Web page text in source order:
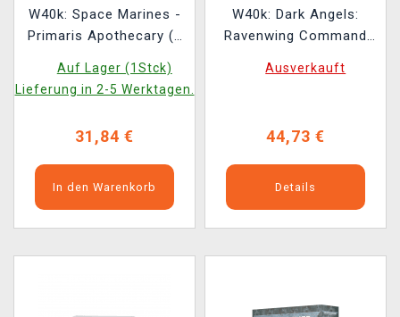
W40k: Space Marines -
Primaris Apothecary (1
Auf Lager (1Stck)
Lieferung in 2-5 Werktagen.
31,84 €
In den Warenkorb
W40k: Dark Angels:
Ravenwing Command
Ausverkauft
44,73 €
Details